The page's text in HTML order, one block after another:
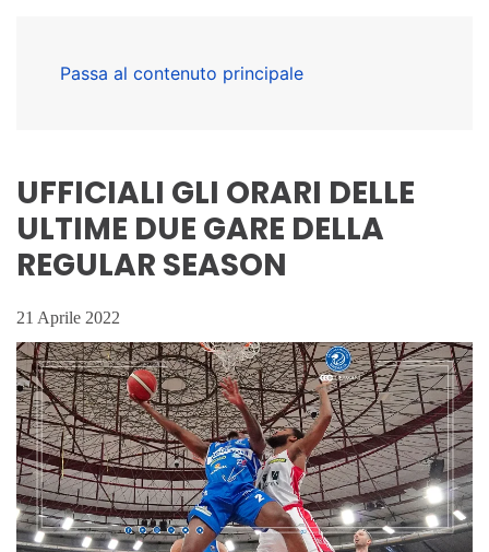
Passa al contenuto principale
UFFICIALI GLI ORARI DELLE
ULTIME DUE GARE DELLA
REGULAR SEASON
21 Aprile 2022